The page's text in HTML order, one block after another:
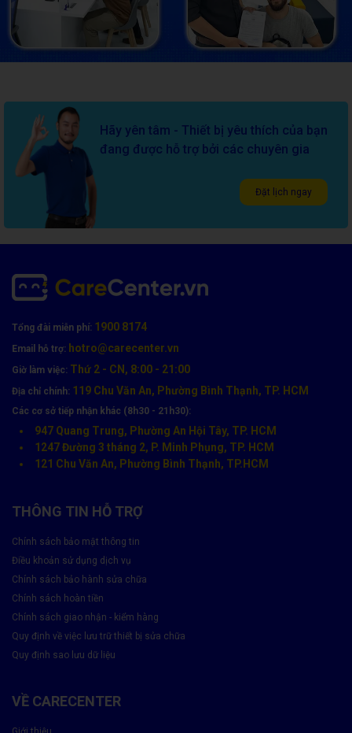
Hãy yên tâm - Thiết bị yêu thích của bạn
đang được hỗ trợ bởi các chuyên gia
Đặt lịch ngay
Tổng đài miễn phí: 1900 8174
Email hỗ trợ: hotro@carecenter.vn
Giờ làm việc: Thứ 2 - CN, 8:00 - 21:00
Địa chỉ chính: 119 Chu Văn An, Phường Bình Thạnh, TP. HCM
Các cơ sở tiếp nhận khác (8h30 - 21h30):
947 Quang Trung, Phường An Hội Tây, TP. HCM
1247 Đường 3 tháng 2, P. Minh Phụng, TP. HCM
121 Chu Văn An, Phường Bình Thạnh, TP.HCM
THÔNG TIN HỖ TRỢ
Chính sách bảo mật thông tin
Điều khoản sử dụng dịch vụ
Chính sách bảo hành sửa chữa
Chính sách hoàn tiền
Chính sách giao nhận - kiểm hàng
Quy định về việc lưu trữ thiết bị sửa chữa
Quy định sao lưu dữ liệu
VỀ CARECENTER